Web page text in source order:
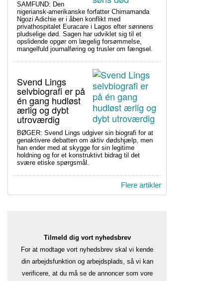
SAMFUND: Den
nigeriansk-amerikanske forfatter Chimamanda
Ngozi Adichie er i åben konflikt med
privathospitalet Euracare i Lagos efter sønnens
pludselige død. Sagen har udviklet sig til et
opslidende opgør om lægelig forsømmelse,
mangelfuld journalføring og trusler om fængsel.
Svend Lings
selvbiografi er på
én gang hudløst
ærlig og dybt
utroværdig
BØGER: Svend Lings udgiver sin biografi for at
genaktivere debatten om aktiv dødshjælp, men
han ender med at skygge for sin legitime
holdning og for et konstruktivt bidrag til det
svære etiske spørgsmål.
Flere artikler
Tilmeld dig vort nyhedsbrev
For at modtage vort nyhedsbrev skal vi kende
din arbejdsfunktion og arbejdsplads, så vi kan
verificere, at du må se de annoncer som vore